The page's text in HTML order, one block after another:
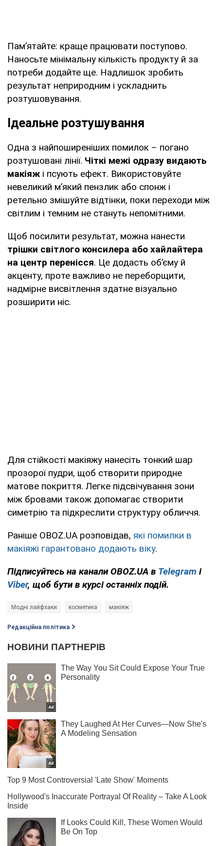
Пам’ятайте: краще працювати поступово.
Наносьте мінімальну кількість продукту й за
потреби додайте ще. Надлишок зробить
результат неприродним і ускладнить
розтушовування.
Ідеальне розтушування
Одна з найпоширеніших помилок – погано
розтушовані лінії. Чіткі межі одразу видають
макіяж і псують ефект. Використовуйте
невеликий м’який пензлик або спонж і
ретельно змішуйте відтінки, поки переходи між
світлим і темним не стануть непомітними.
Щоб посилити результат, можна нанести
трішки світлого консилера або хайлайтера
на центр перенісся. Це додасть об’єму й
акценту, проте важливо не переборщити,
надмірне висвітлення здатне візуально
розширити ніс.
Для стійкості макіяжу нанесіть тонкий шар
прозорої пудри, щоб створити природне
матове покриття. Легке підсвічування зони
між бровами також допомагає створити
симетрію та підкреслити структуру обличчя.
Раніше OBOZ.UA розповідав, які помилки в
макіяжі гарантовано додають віку.
Підписуйтесь на канали OBOZ.UA в Telegram і
Viber, щоб бути в курсі останніх подій.
Модні лайфхаки косметика макіяж
Редакційна політика